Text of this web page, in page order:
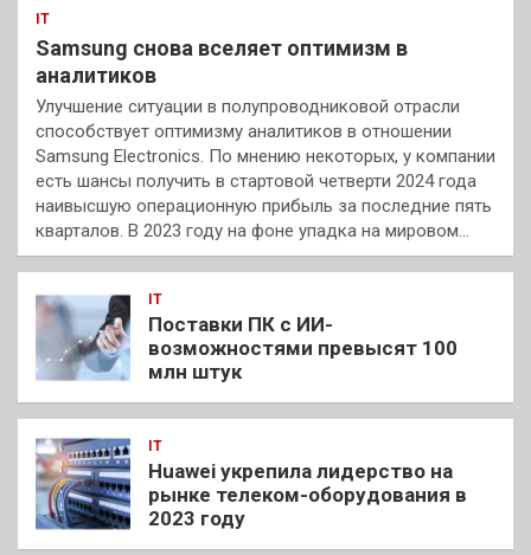
IT
Samsung снова вселяет оптимизм в
аналитиков
Улучшение ситуации в полупроводниковой отрасли
способствует оптимизму аналитиков в отношении
Samsung Electronics. По мнению некоторых, у компании
есть шансы получить в стартовой четверти 2024 года
наивысшую операционную прибыль за последние пять
кварталов. В 2023 году на фоне упадка на мировом…
IT
Поставки ПК с ИИ-
возможностями превысят 100
млн штук
IT
Huawei укрепила лидерство на
рынке телеком-оборудования в
2023 году